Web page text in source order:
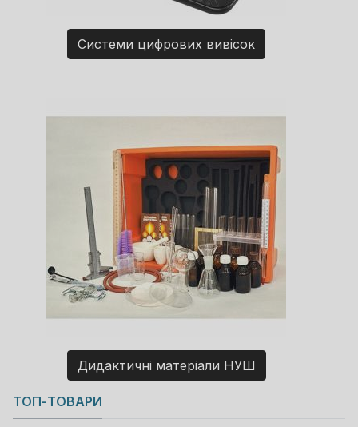
Системи цифрових вивісок
Дидактичні матеріали НУШ
Copyright MAXXmarketing GmbH
JoomShopping Download & Support
ТОП-ТОВАРИ